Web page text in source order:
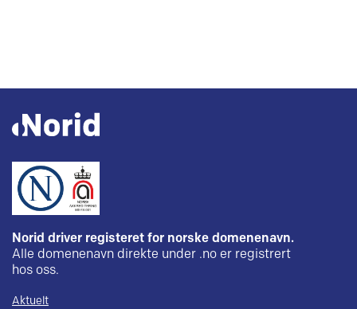
Norid driver registeret for norske domenenavn.
Alle domenenavn direkte under .no er registrert
hos oss.
Aktuelt